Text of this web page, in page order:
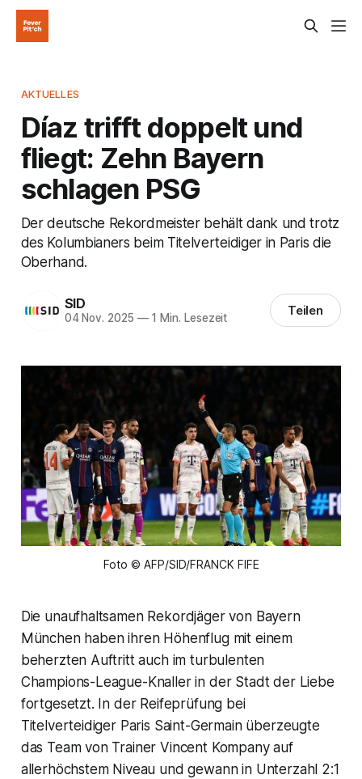
AKTUELLES
Díaz trifft doppelt und
fliegt: Zehn Bayern
schlagen PSG
Der deutsche Rekordmeister behält dank und trotz
des Kolumbianers beim Titelverteidiger in Paris die
Oberhand.
SID
04 Nov. 2025 —1 Min. Lesezeit Teilen
Foto © AFP/SID/FRANCK FIFE
Die unaufhaltsamen Rekordjäger von Bayern
München haben ihren Höhenflug mit einem
beherzten Auftritt auch im turbulenten
Champions-League-Knaller in der Stadt der Liebe
fortgesetzt. In der Reifeprüfung bei
Titelverteidiger Paris Saint-Germain überzeugte
das Team von Trainer Vincent Kompany auf
allerhöchstem Niveau und gewann in Unterzahl 2:1